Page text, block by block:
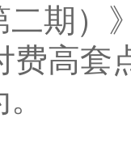
期）
费高套